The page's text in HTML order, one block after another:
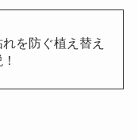
れを防ぐ植え替え